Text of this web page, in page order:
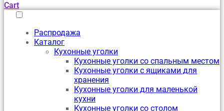
Cart
Распродажа
Каталог
Кухонные уголки
Кухонные уголки со спальным местом
Кухонные уголки с ящиками для
хранения
Кухонные уголки для маленькой
кухни
Кухонные уголки со столом